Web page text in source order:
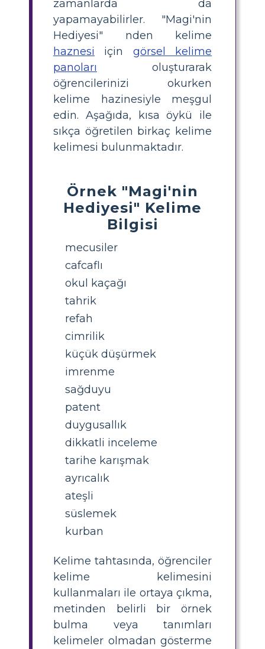
zamanlarda da
yapamayabilirler. "Magi'nin
Hediyesi" nden kelime
haznesi için görsel kelime
panoları oluşturarak
öğrencilerinizi okurken
kelime hazinesiyle meşgul
edin. Aşağıda, kısa öykü ile
sıkça öğretilen birkaç kelime
kelimesi bulunmaktadır.
Örnek "Magi'nin
Hediyesi" Kelime
Bilgisi
mecusiler
cafcaflı
okul kaçağı
tahrik
refah
cimrilik
küçük düşürmek
imrenme
sağduyu
patent
duygusallık
dikkatli inceleme
tarihe karışmak
ayrıcalık
ateşli
süslemek
kurban
Kelime tahtasında, öğrenciler
kelime kelimesini
kullanmaları ile ortaya çıkma,
metinden belirli bir örnek
bulma veya tanımları
kelimeler olmadan gösterme